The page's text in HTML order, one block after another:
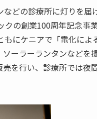
どの診療所に灯りを届
クの創業100周年記念事
にケニアで「電化によ
ーラーランタンなどを
を行い、診療所では夜